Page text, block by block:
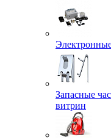
Запасные
витрин